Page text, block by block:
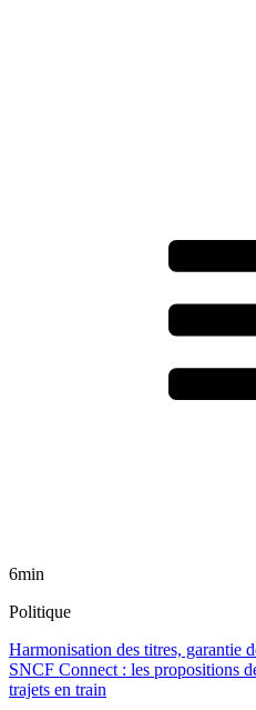
6min
Politique
Harmonisation des titres, garantie
SNCF Connect : les propositions
trajets en train